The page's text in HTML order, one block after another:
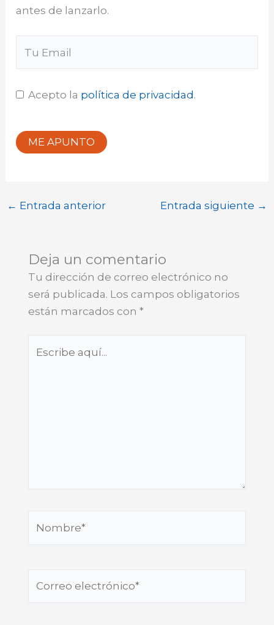
antes de lanzarlo.
Acepto la política de privacidad .
ME APUNTO
← Entrada anterior Entrada siguiente →
Deja un comentario
Tu dirección de correo electrónico no
será publicada. Los campos obligatorios
están marcados con *